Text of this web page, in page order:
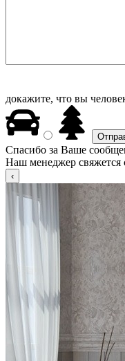
докажите, что вы
Спасибо за Ваше
Наш менеджер